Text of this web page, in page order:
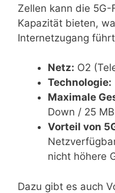
Zellen kann die 5G-
Kapazität bieten,
Internetzugang
Netz: O2
Technologie:
Maximale
Down / 25
Vorteil von
nicht höhere
Dazu gibt es auch